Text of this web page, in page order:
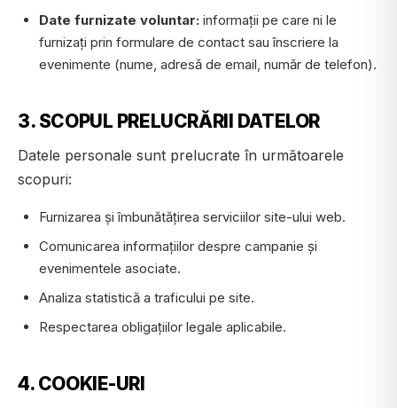
Date furnizate voluntar: informații pe care ni le
furnizați prin formulare de contact sau înscriere la
evenimente (nume, adresă de email, număr de telefon).
3. SCOPUL PRELUCRĂRII DATELOR
Datele personale sunt prelucrate în următoarele
scopuri:
Furnizarea și îmbunătățirea serviciilor site-ului web.
Comunicarea informațiilor despre campanie și
evenimentele asociate.
Analiza statistică a traficului pe site.
Respectarea obligațiilor legale aplicabile.
4. COOKIE-URI